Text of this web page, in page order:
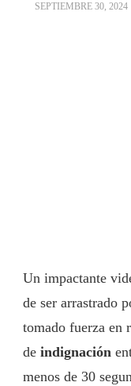
SEPTIEMBRE 30, 2024
Un impactante
de ser arrastrado
tomado fuerza en
de indignación
menos de 30